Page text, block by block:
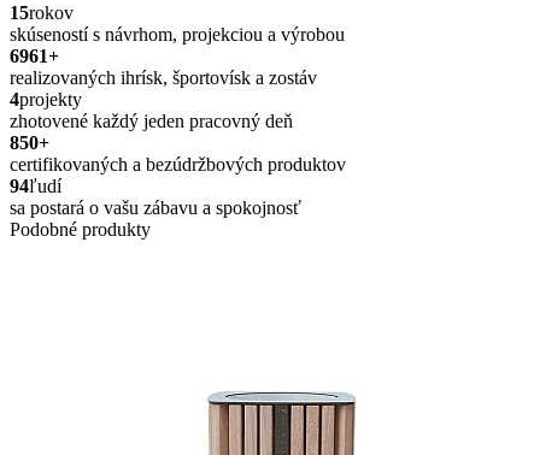
15rokov
skúseností s návrhom, projekciou a výrobou
6961+
realizovaných ihrísk, športovísk a zostáv
4projekty
zhotovené každý jeden pracovný deň
850+
certifikovaných a bezúdržbových produktov
94ľudí
sa postará o vašu zábavu a spokojnosť
Podobné produkty